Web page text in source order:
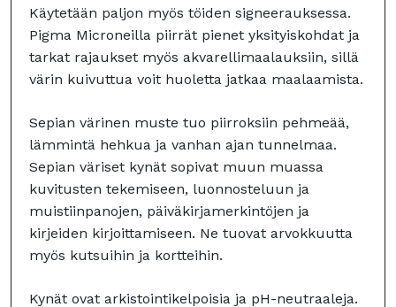
Käytetään paljon myös töiden signeerauksessa.
Pigma Microneilla piirrät pienet yksityiskohdat ja
tarkat rajaukset myös akvarellimaalauksiin, sillä
värin kuivuttua voit huoletta jatkaa maalaamista.
Sepian värinen muste tuo piirroksiin pehmeää,
lämmintä hehkua ja vanhan ajan tunnelmaa.
Sepian väriset kynät sopivat muun muassa
kuvitusten tekemiseen, luonnosteluun ja
muistiinpanojen, päiväkirjamerkintöjen ja
kirjeiden kirjoittamiseen. Ne tuovat arvokkuutta
myös kutsuihin ja kortteihin.
Kynät ovat arkistointikelpoisia ja pH-neutraaleja.